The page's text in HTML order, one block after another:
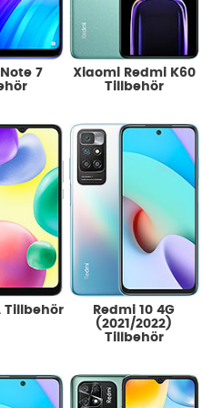
7
Xiaomi Redmi K60
Tillbehör
Tillbehör
Redmi 10 4G
(2021/2022)
Tillbehör